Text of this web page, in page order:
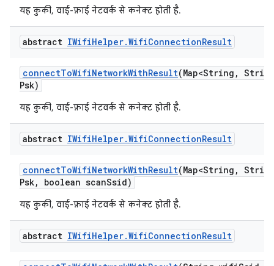
यह कुकी, वाई-फ़ाई नेटवर्क से कनेक्ट होती है.
abstract IWifiHelper.WifiConnectionResult
connectToWifiNetworkWithResult(Map<String ,
Psk)
यह कुकी, वाई-फ़ाई नेटवर्क से कनेक्ट होती है.
abstract IWifiHelper.WifiConnectionResult
connectToWifiNetworkWithResult(Map<String ,
Psk, boolean scanSsid)
यह कुकी, वाई-फ़ाई नेटवर्क से कनेक्ट होती है.
abstract IWifiHelper.WifiConnectionResult